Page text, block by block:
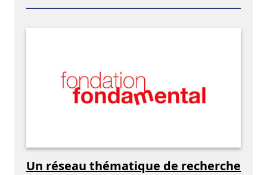
Un réseau thématique de recherche